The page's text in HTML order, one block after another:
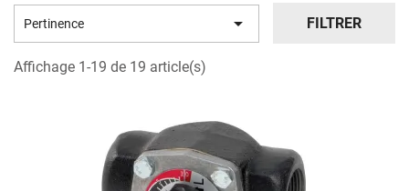
Pertinence  FILTRER
Affichage 1-19 de 19 article(s)